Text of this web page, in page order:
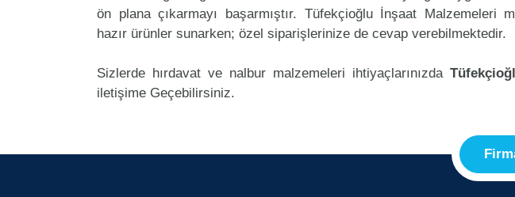
ön plana çıkarmayı başarmıştır. Tüfekçioğlu İnşaat Malzemeleri
hazır ürünler sunarken; özel siparişlerinize de cevap verebilmektedir.
Sizlerde hırdavat ve nalbur malzemeleri ihtiyaçlarınızda
iletişime Geçebilirsiniz.